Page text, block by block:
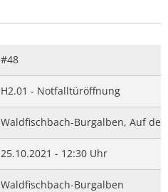
#48
H2.01 - Notfalltüröffnung
Waldfischbach-Burgalben, Auf
25.10.2021 - 12:30 Uhr
Waldfischbach-Burgalben